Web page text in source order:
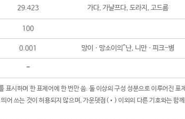
29.423 가다, 가냘프다, 도라지, 고드름
100
0.001 망이ㆍ망소이의^난, 니만ㆍ피크-병
-
시하며 한 표제어에 한 번만 씀. 둘 이상의 구성 성분으로 이루어진 표제
어 쓰는 것이 허용되지 않으며, 가운뎃점(•) 이외의 다른 기호와는 함께